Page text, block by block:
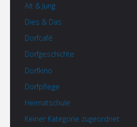
Alt & Jung
Dies & Das
Dorfcafé
Dorfgeschichte
Dorfkino
Dorfpflege
Heimatschule
Keiner Kategorie zugeordnet